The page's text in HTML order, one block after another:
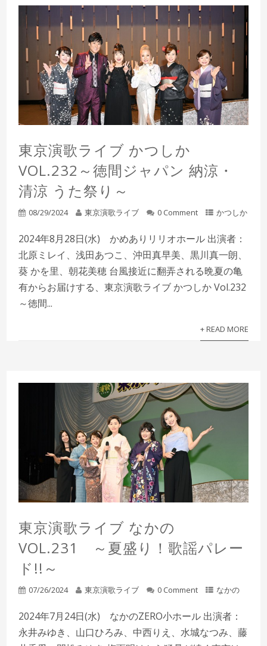
東京演歌ライブ かつしか
VOL.232～徳間ジャパン 納涼・
清涼 うた祭り～
08/29/2024 東京演歌ライブ 0 Comment かつしか
2024年8月28日(水) かめありリリオホール 出演者：
北原ミレイ、浅田あつこ、沖田真早美、黒川真一朗、
葵 かを里、朝花美穂 台風接近に翻弄される晩夏の亀
有からお届けする、東京演歌ライブ かつしか Vol.232
～徳間...
+ READ MORE
東京演歌ライブ なかの
VOL.231 ～夏盛り！歌謡パレー
ド!!～
07/26/2024 東京演歌ライブ 0 Comment なかの
2024年7月24日(水) なかのZERO小ホール 出演者：
永井みゆき、山口ひろみ、中西りえ、水城なつみ、藤